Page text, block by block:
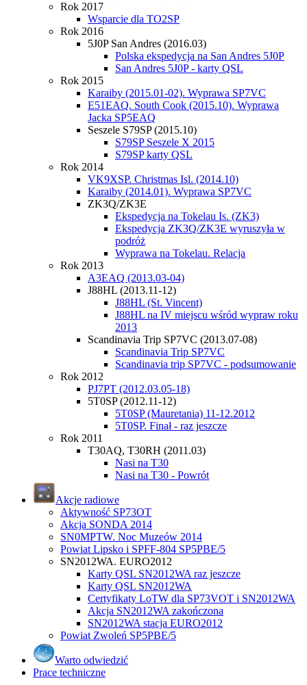
Rok 2017
Wsparcie dla TO2SP
Rok 2016
5J0P San Andres (2016.03)
Polska ekspedycja na San Andres 5J0P
San Andres 5J0P - karty QSL
Rok 2015
Karaiby (2015.01-02). Wyprawa SP7VC
E51EAQ. South Cook (2015.10). Wyprawa
Jacka SP5EAQ
Seszele S79SP (2015.10)
S79SP Seszele X 2015
S79SP karty QSL
Rok 2014
VK9XSP. Christmas Isl. (2014.10)
Karaiby (2014.01). Wyprawa SP7VC
ZK3Q/ZK3E
Ekspedycja na Tokelau Is. (ZK3)
Ekspedycja ZK3Q/ZK3E wyruszyła w
podróż
Wyprawa na Tokelau. Relacja
Rok 2013
A3EAQ (2013.03-04)
J88HL (2013.11-12)
J88HL (St. Vincent)
J88HL na IV miejscu wśród wypraw roku
2013
Scandinavia Trip SP7VC (2013.07-08)
Scandinavia Trip SP7VC
Scandinavia trip SP7VC - podsumowanie
Rok 2012
PJ7PT (2012.03.05-18)
5T0SP (2012.11-12)
5T0SP (Mauretania) 11-12.2012
5T0SP. Finał - raz jeszcze
Rok 2011
T30AQ, T30RH (2011.03)
Nasi na T30
Nasi na T30 - Powrót
Akcje radiowe
Aktywność SP73OT
Akcja SONDA 2014
SN0MPTW. Noc Muzeów 2014
Powiat Lipsko i SPFF-804 SP5PBE/5
SN2012WA. EURO2012
Karty QSL SN2012WA raz jeszcze
Karty QSL SN2012WA
Certyfikaty LoTW dla SP73VOT i SN2012WA
Akcja SN2012WA zakończona
SN2012WA stacja EURO2012
Powiat Zwoleń SP5PBE/5
Warto odwiedzić
Prace techniczne